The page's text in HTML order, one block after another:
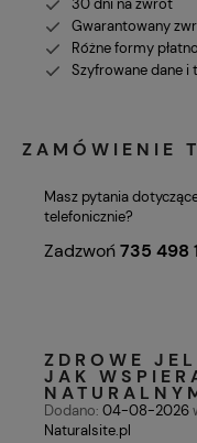
Gwarantowany
Różne formy
Szyfrowane dane i
ZAMÓWIENIE
Masz pytania
telefonicznie?
Zadzwoń735 498
ZDROWE
JAK
Dodano: 04-08-2026
Naturalsite.pl